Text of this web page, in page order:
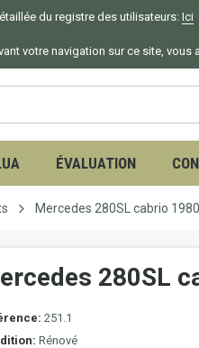
du registre des utilisateurs: Ici
votre navigation sur ce site,
ÉVALUATION
Mercedes 280SL cabrio
280SL
251.1
Rénové